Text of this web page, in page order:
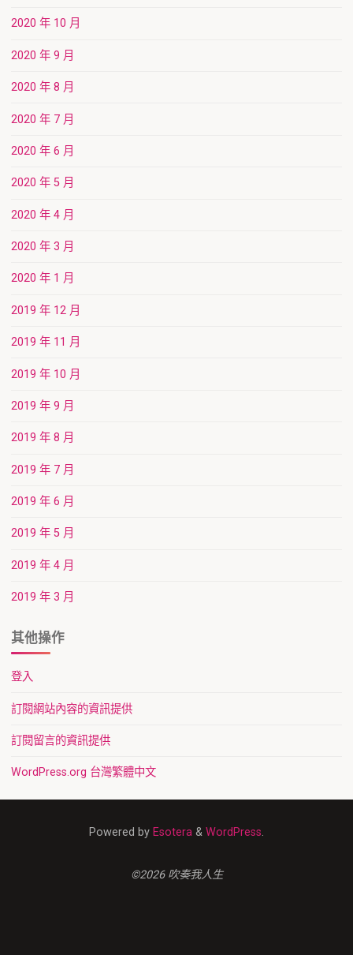
2020 年 10 月
2020 年 9 月
2020 年 8 月
2020 年 7 月
2020 年 6 月
2020 年 5 月
2020 年 4 月
2020 年 3 月
2020 年 1 月
2019 年 12 月
2019 年 11 月
2019 年 10 月
2019 年 9 月
2019 年 8 月
2019 年 7 月
2019 年 6 月
2019 年 5 月
2019 年 4 月
2019 年 3 月
其他操作
登入
訂閱網站內容的資訊提供
訂閱留言的資訊提供
WordPress.org 台灣繁體中文
Powered by Esotera & WordPress.
©2026 吹奏我人生